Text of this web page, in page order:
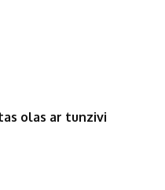
olas ar tunzivi